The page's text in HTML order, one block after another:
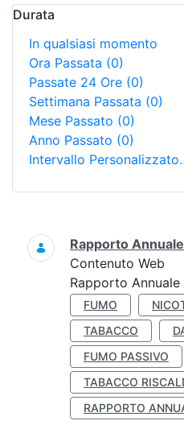
Durata
In qualsiasi momento
Ora Passata (0)
Passate 24 Ore (0)
Settimana Passata (0)
Mese Passato (0)
Anno Passato (0)
Intervallo
Ricerca
Rapporto
Contenuto Web
Rapporto Annuale
FUMO
TABACCO
FUMO PASSIVO
TABACCO
RAPPORTO